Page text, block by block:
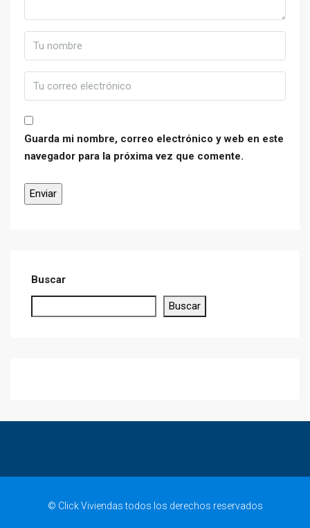
Guarda mi nombre, correo electrónico y web en este
navegador para la próxima vez que comente.
Buscar
Buscar
© Click Viviendas todos los derechos reservados